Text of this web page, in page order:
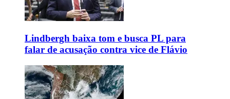
Lindbergh baixa tom e busca PL para
falar de acusação contra vice de Flávio